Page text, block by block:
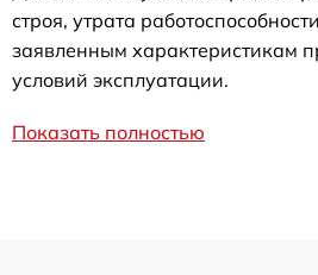
строя, утрата
заявленным характеристикам
условий эксплуатации.
Показать полностью